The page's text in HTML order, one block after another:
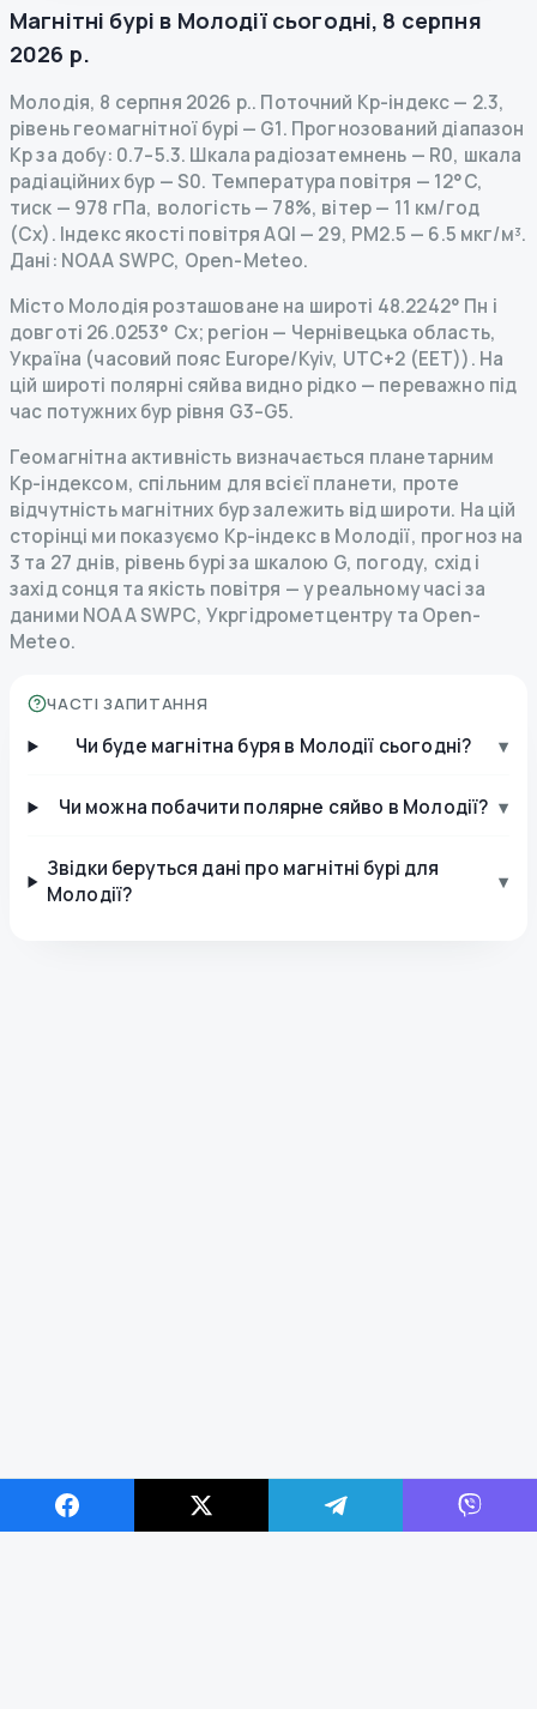
Магнітні бурі в Молодії сьогодні, 8 серпня
2026 р.
Молодія, 8 серпня 2026 р.. Поточний Kp-індекс— 2.3,
рівень геомагнітної бурі — G1. Прогнозований діапазон
Kp за добу: 0.7–5.3. Шкала радіозатемнень — R0, шкала
радіаційних бур — S0. Температура повітря — 12°C,
тиск — 978 гПа, вологість — 78%, вітер — 11 км/год
(Сх). Індекс якості повітря AQI — 29, PM2.5 — 6.5 мкг/м³.
Дані: NOAA SWPC, Open-Meteo.
Місто Молодія розташоване на широті 48.2242° Пн і
довготі 26.0253° Сх; регіон — Чернівецька область,
Україна (часовий пояс Europe/Kyiv, UTC+2 (EET)). На
цій широті полярні сяйва видно рідко — переважно під
час потужних бур рівня G3–G5.
Геомагнітна активність визначається планетарним
Kp-індексом, спільним для всієї планети, проте
відчутність магнітних бур залежить від широти. На цій
сторінці ми показуємо Kp-індекс в Молодії, прогноз на
3 та 27 днів, рівень бурі за шкалою G, погоду, схід і
захід сонця та якість повітря — у реальному часі за
даними NOAA SWPC, Укргідрометцентру та Open-
Meteo.
ЧАСТІ ЗАПИТАННЯ
Чи буде магнітна буря в Молодії сьогодні? ▾
Чи можна побачити полярне сяйво в Молодії? ▾
Звідки беруться дані про магнітні бурі для
Молодії?
▾